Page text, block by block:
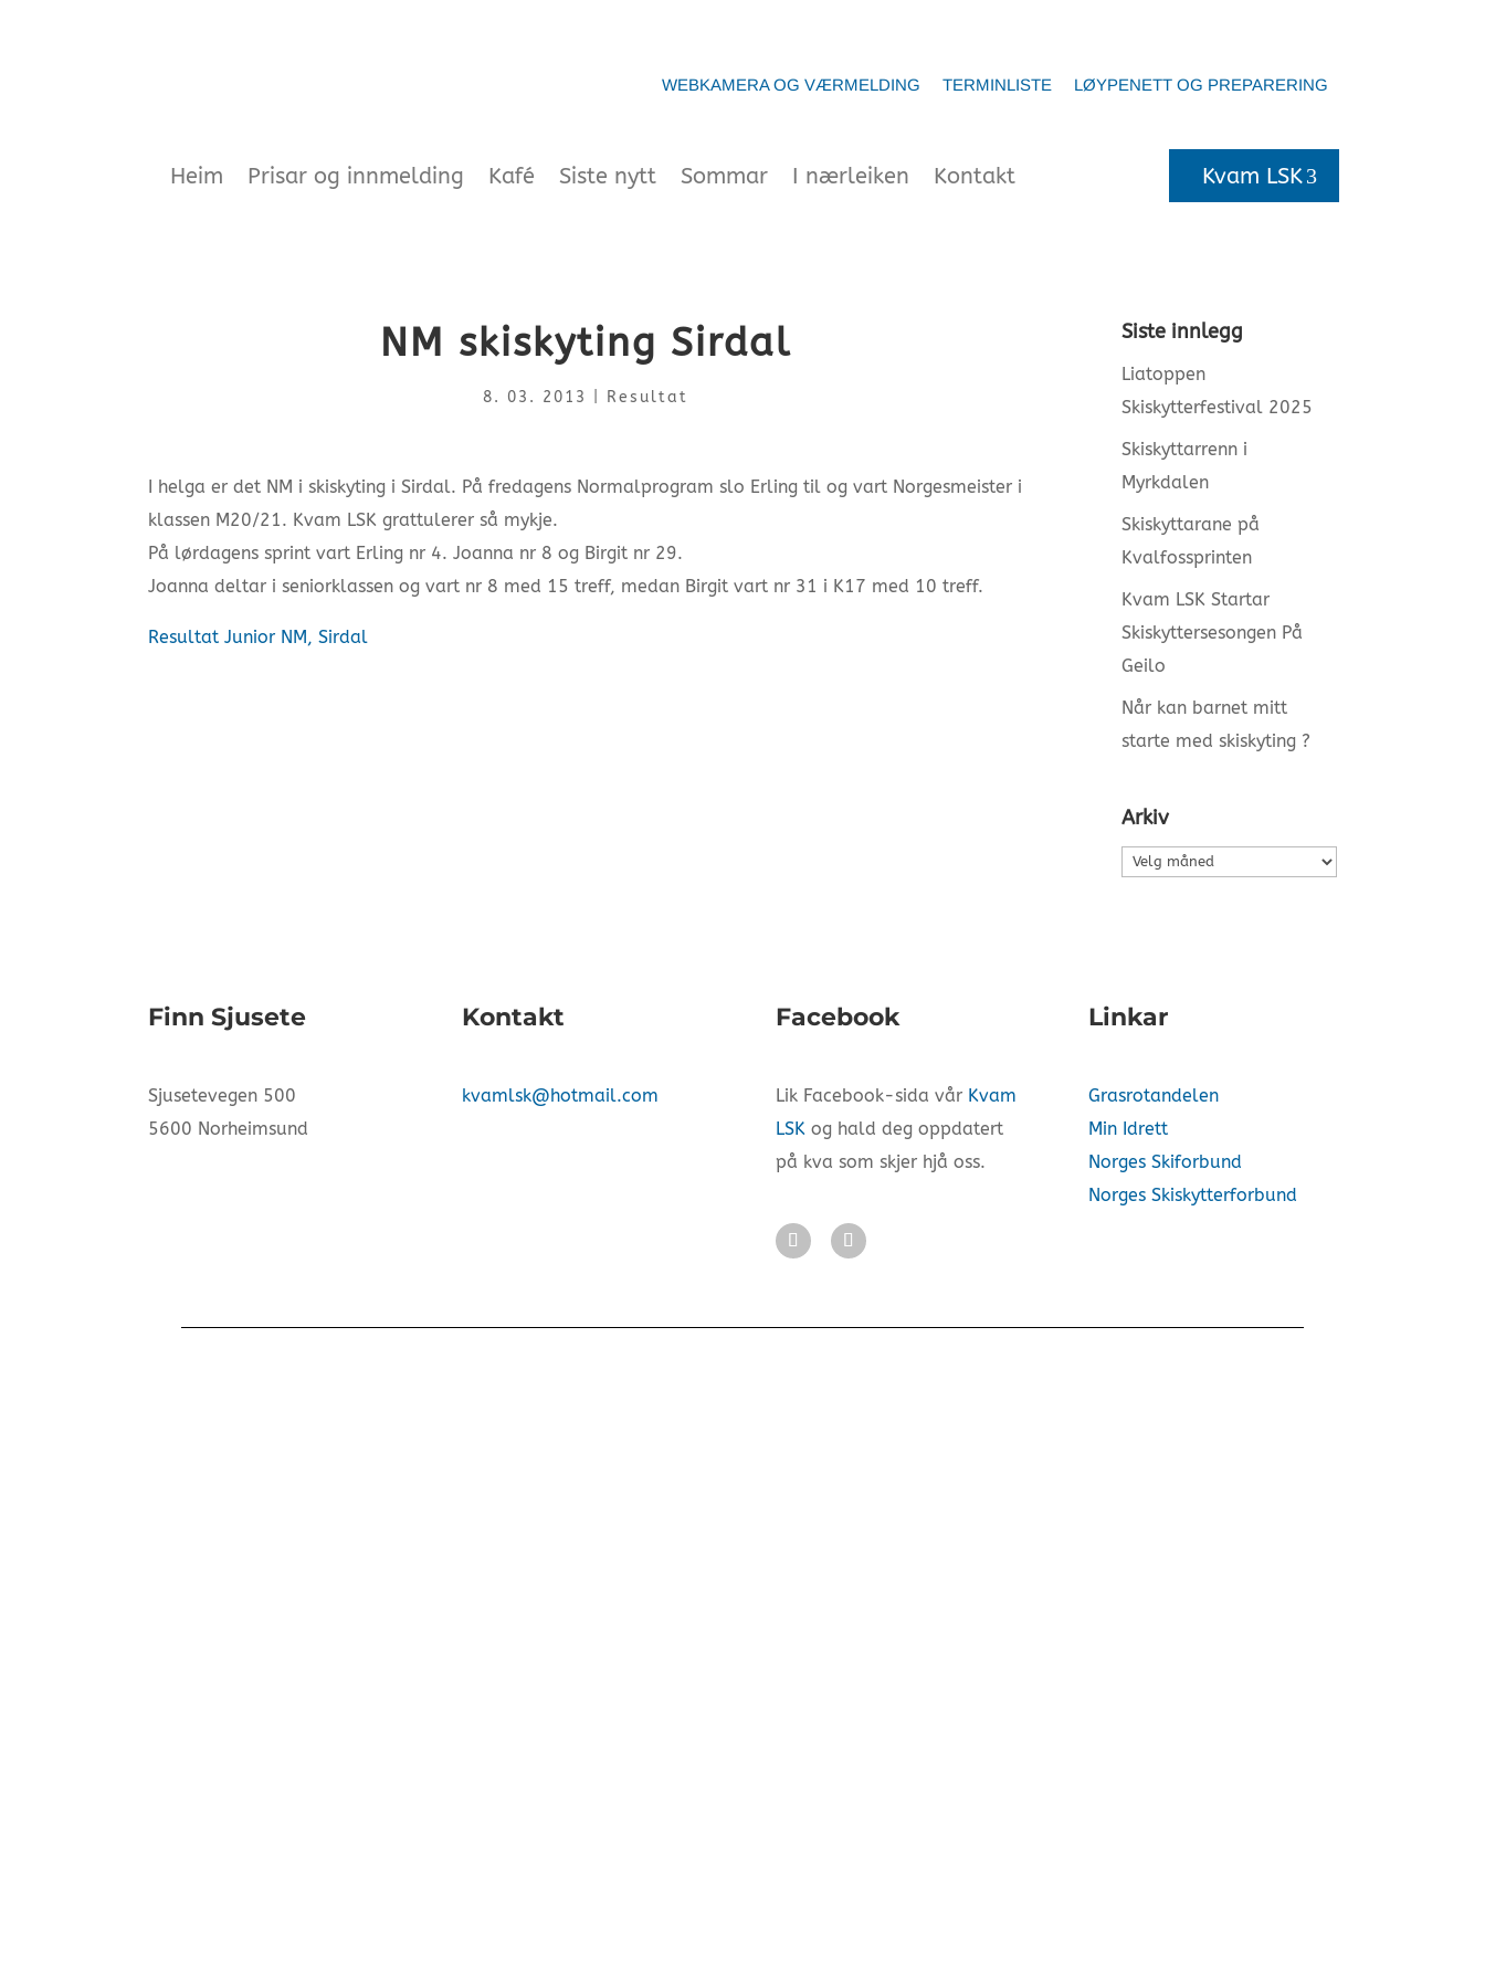
WEBKAMERA OG VÆRMELDING TERMINLISTE LØYPENETT OG PREPARERING
Heim Prisar og innmelding Kafé Siste nytt Sommar I nærleiken Kontakt Kvam LSK
NM skiskyting Sirdal
8. 03. 2013 Resultat
I helga er det NM i skiskyting i Sirdal. På fredagens Normalprogram slo Erling til og vart Norgesmeister i
klassen M20/21. Kvam LSK grattulerer så mykje.
På lørdagens sprint vart Erling nr 4. Joanna nr 8 og Birgit nr 29.
Joanna deltar i seniorklassen og vart nr 8 med 15 treff, medan Birgit vart nr 31 i K17 med 10 treff.
Resultat Junior NM, Sirdal
Siste innlegg
Liatoppen
Skiskytterfestival 2025
Skiskyttarrenn i
Myrkdalen
Skiskyttarane på
Kvalfossprinten
Kvam LSK Startar
Skiskyttersesongen På
Geilo
Når kan barnet mitt
starte med skiskyting ?
Arkiv
Arkiv
Finn Sjusete
Sjusetevegen 500
5600 Norheimsund
Kontakt
kvamlsk@hotmail.com
Facebook
Lik Facebook-sida vår Kvam
LSKog hald deg oppdatert
på kva som skjer hjå oss.
Linkar
Grasrotandelen
Min Idrett
Norges Skiforbund
Norges Skiskytterforbund